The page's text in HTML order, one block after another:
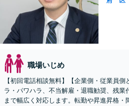
職場いじめ
【初回電話相談無料】【企業側・従業員
ラ・パワハラ、不当解雇・退職勧奨、残業
まで幅広く対応します。転勤や昇進昇格・